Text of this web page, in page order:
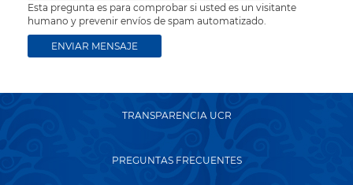
Esta pregunta es para comprobar si usted es un visitante
humano y prevenir envíos de spam automatizado.
TRANSPARENCIA UCR
PREGUNTAS FRECUENTES